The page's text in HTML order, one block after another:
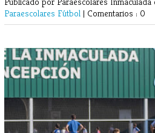
Paraescolares Fútbol | Comentarios : 0